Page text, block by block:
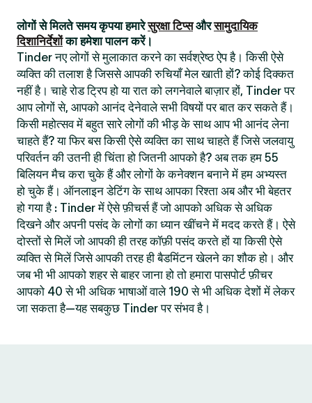
लोगों से मिलते समय कृपया हमारेसुरक्षा टिप्सऔरसामुदायिक
दिशानिर्देशोंका हमेशा पालन करें।
Tinder नए लोगों से मुलाकात करने का सर्वश्रेष्ठ ऐप है। किसी ऐसे
व्यक्ति की तलाश है जिससे आपकी रुचियाँ मेल खाती हों? कोई दिक्कत
नहीं है। चाहे रोड ट्रिप हो या रात को लगनेवाले बाज़ार हों, Tinder पर
आप लोगों से, आपको आनंद देनेवाले सभी विषयों पर बात कर सकते हैं।
किसी महोत्सव में बहुत सारे लोगों की भीड़ के साथ आप भी आनंद लेना
चाहते हैं? या फिर बस किसी ऐसे व्यक्ति का साथ चाहते हैं जिसे जलवायु
परिवर्तन की उतनी ही चिंता हो जितनी आपको है? अब तक हम 55
बिलियन मैच करा चुके हैं और लोगों के कनेक्शन बनाने में हम अभ्यस्त
हो चुके हैं। ऑनलाइन डेटिंग के साथ आपका रिश्ता अब और भी बेहतर
हो गया है : Tinder में ऐसे फ़ीचर्स हैं जो आपको अधिक से अधिक
दिखने और अपनी पसंद के लोगों का ध्यान खींचने में मदद करते हैं। ऐसे
दोस्तों से मिलें जो आपकी ही तरह कॉफ़ी पसंद करते हों या किसी ऐसे
व्यक्ति से मिलें जिसे आपकी तरह ही बैडमिंटन खेलने का शौक हो। और
जब भी भी आपको शहर से बाहर जाना हो तो हमारा पासपोर्ट फ़ीचर
आपको 40 से भी अधिक भाषाओं वाले 190 से भी अधिक देशों में लेकर
जा सकता है—यह सबकुछ Tinder पर संभव है।